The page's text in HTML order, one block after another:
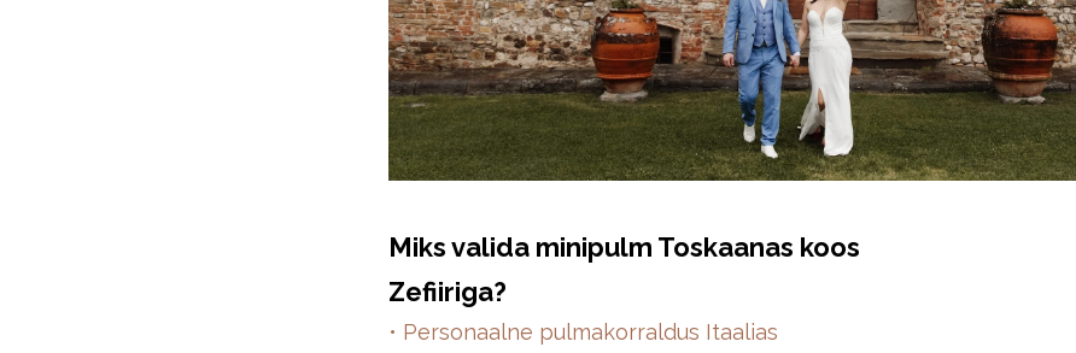
Miks valida minipulm Toskaanas koos
Zefiiriga?
• Personaalne pulmakorraldus Itaalias